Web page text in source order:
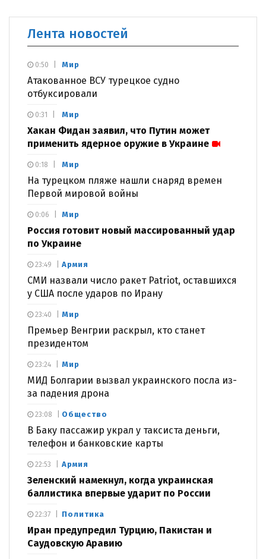
Лента новостей
Мир
Атакованное ВСУ турецкое судно
отбуксировали
0:50
Мир
Хакан Фидан заявил, что Путин может
применить ядерное оружие в Украине
0:31
Мир
На турецком пляже нашли снаряд времен
Первой мировой войны
0:18
Мир
Россия готовит новый массированный удар
по Украине
0:06
Армия
СМИ назвали число ракет Patriot, оставшихся
у США после ударов по Ирану
23:49
Мир
Премьер Венгрии раскрыл, кто станет
президентом
23:40
Мир
МИД Болгарии вызвал украинского посла из-
за падения дрона
23:24
Общество
В Баку пассажир украл у таксиста деньги,
телефон и банковские карты
23:08
Армия
Зеленский намекнул, когда украинская
баллистика впервые ударит по России
22:53
Политика
Иран предупредил Турцию, Пакистан и
Саудовскую Аравию
22:37